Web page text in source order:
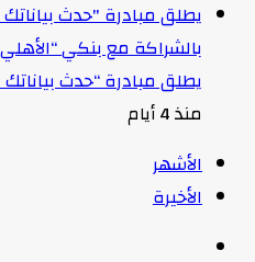
بالشراكة مع بنكي
يطلق مبادرة “حدث
منذ 4 أيام
الأشهر
الأخيرة